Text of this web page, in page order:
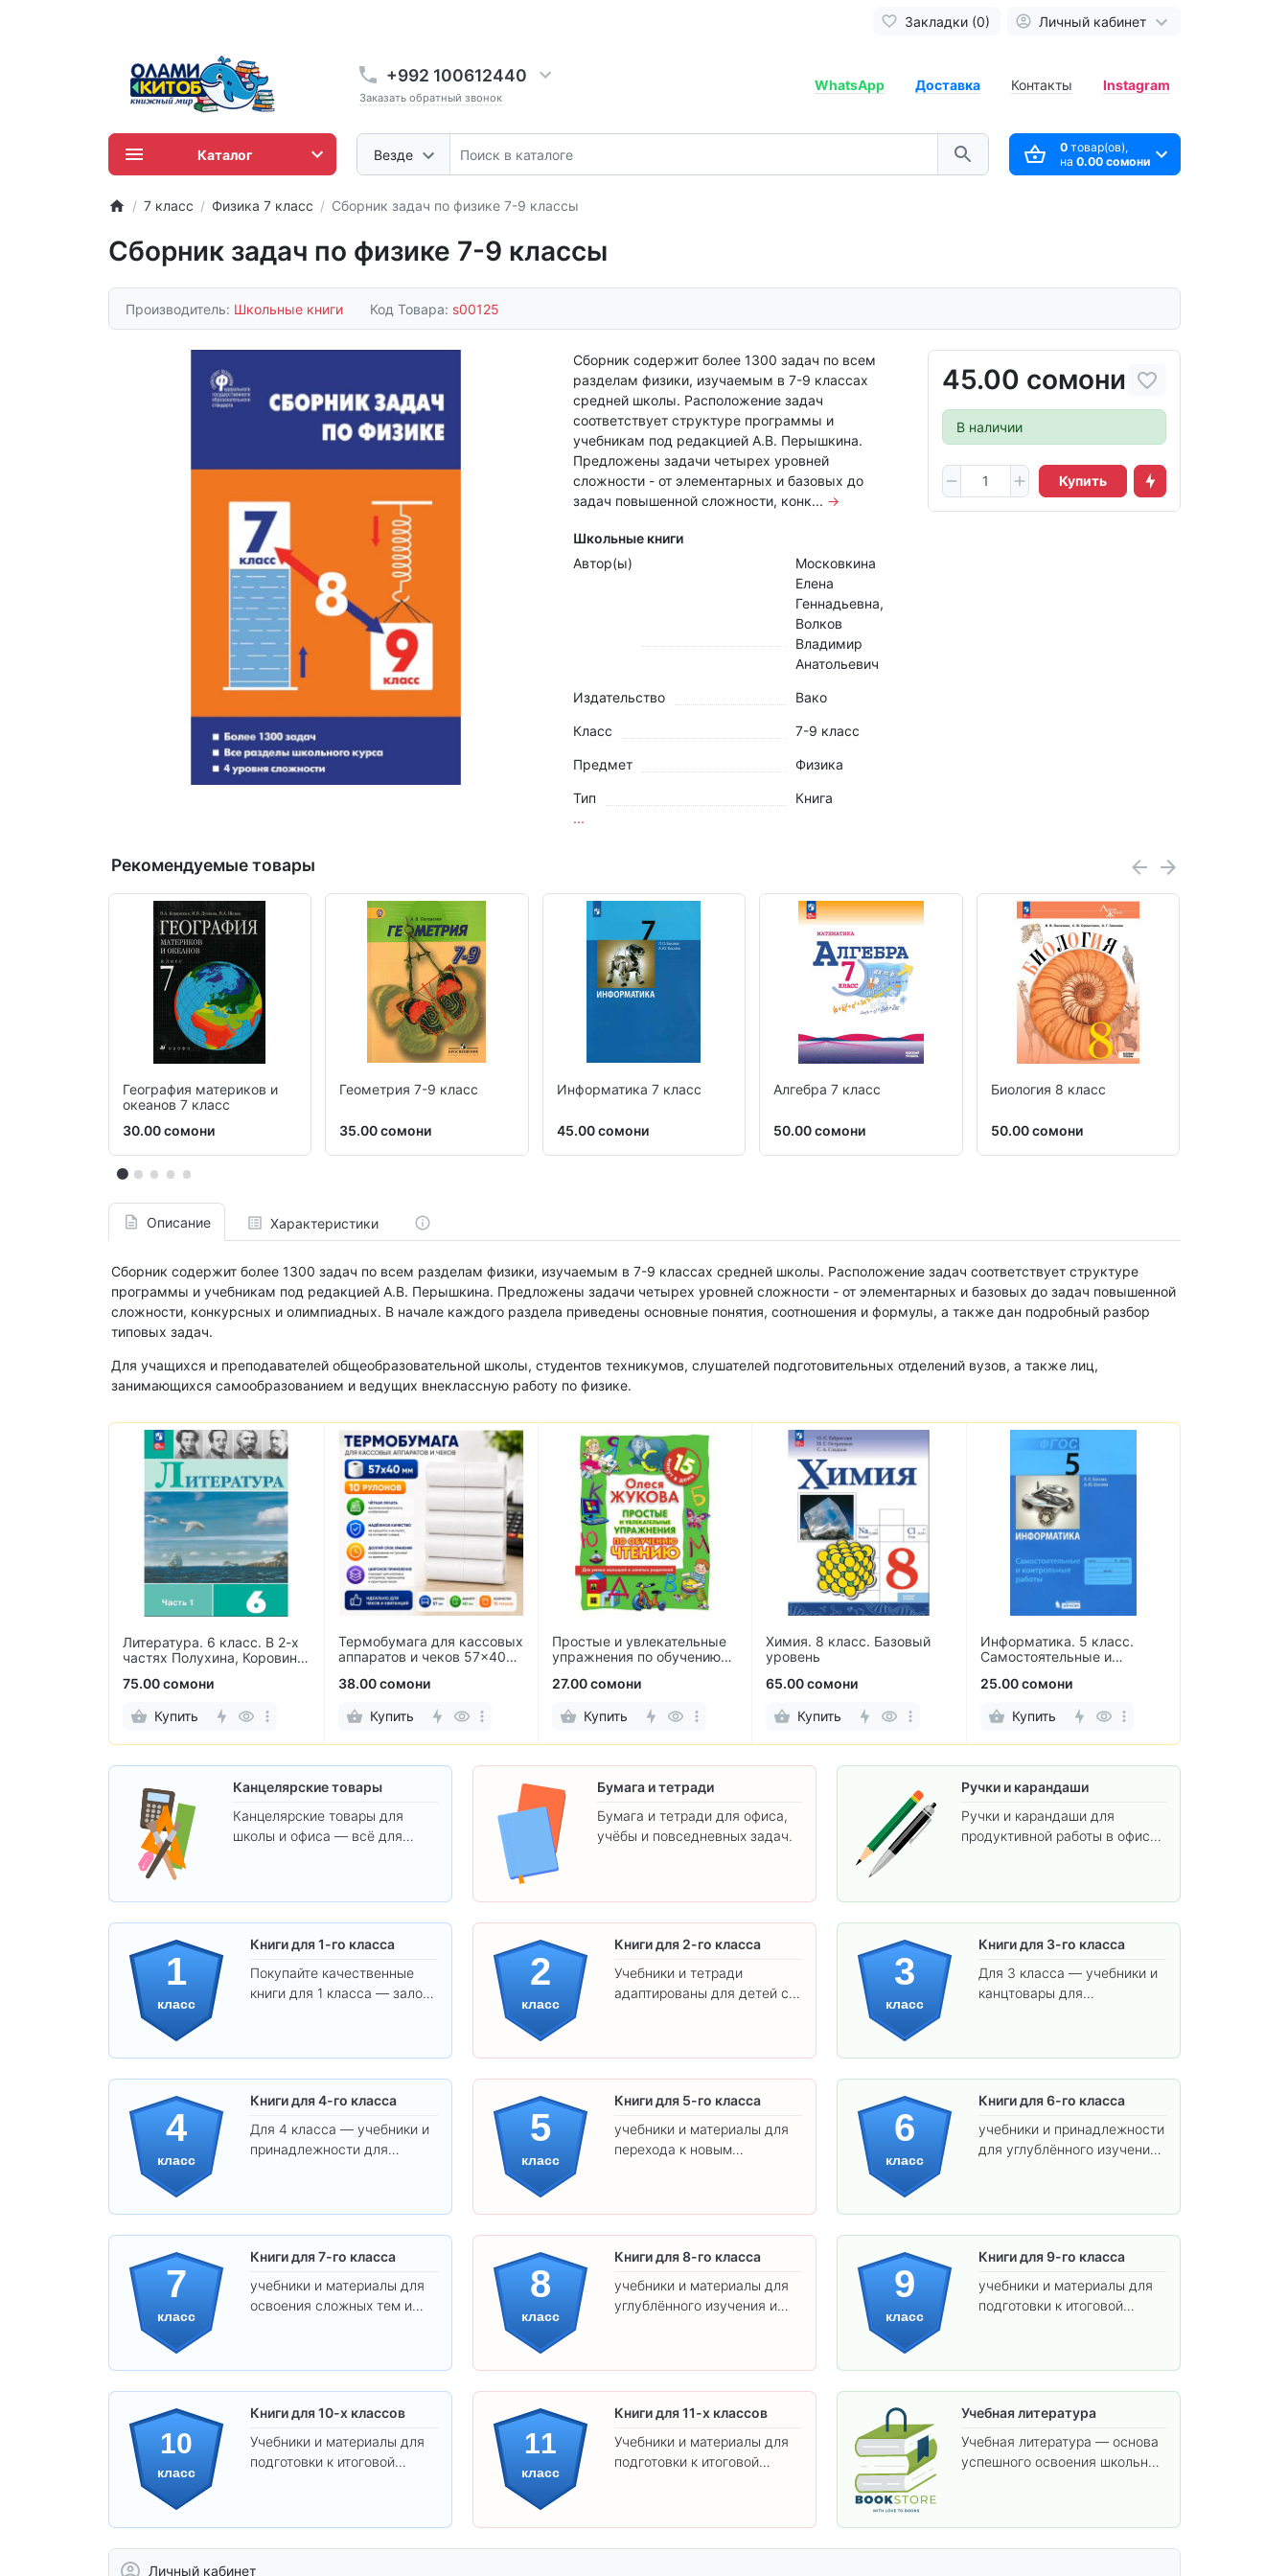
Закладки (0) Личный кабинет
+992 100612440
Заказать обратный звонок
Везде
WhatsApp Доставка Контакты Instagram
0товар(ов),
на 0.00 сомони
Каталог
7 класс Физика 7 класс Сборник задач по физике 7-9 классы
Сборник задач по физике 7-9 классы
Производитель: Школьные книги Код Товара: s00125
45.00 сомони
В наличии
Купить
Сборник содержит более 1300 задач по всем
разделам физики, изучаемым в 7-9 классах
средней школы. Расположение задач
соответствует структуре программы и
учебникам под редакцией А.В. Перышкина.
Предложены задачи четырех уровней
сложности - от элементарных и базовых до
задач повышенной сложности, конк... →
Школьные книги
Автор(ы)
Московкина
Елена
Геннадьевна,
Волков
Владимир
Анатольевич
Издательство Вако
Класс 7-9 класс
Предмет Физика
Тип
Книга
...
Рекомендуемые товары
География материков и
океанов 7 класс
30.00 сомони
Геометрия 7-9 класс
35.00 сомони
Информатика 7 класс
45.00 сомони
Алгебра 7 класс
50.00 сомони
Биология 8 класс
50.00 сомони
Описание Характеристики
Сборник содержит более 1300 задач по всем разделам физики, изучаемым в 7-9 классах средней школы. Расположение задач соответствует структуре
программы и учебникам под редакцией А.В. Перышкина. Предложены задачи четырех уровней сложности - от элементарных и базовых до задач повышенной
сложности, конкурсных и олимпиадных. В начале каждого раздела приведены основные понятия, соотношения и формулы, а также дан подробный разбор
типовых задач.
Для учащихся и преподавателей общеобразовательной школы, студентов техникумов, слушателей подготовительных отделений вузов, а также лиц,
занимающихся самообразованием и ведущих внеклассную работу по физике.
Литература. 6 класс. В 2-х
частях Полухина, Коровина,
75.00 сомони
Купить
Термобумага для кассовых
аппаратов и чеков 57×40
38.00 сомони
Купить
Простые и увлекательные
упражнения по обучению
27.00 сомони
Купить
Химия. 8 класс. Базовый
уровень
65.00 сомони
Купить
Информатика. 5 класс.
Самостоятельные и
25.00 сомони
Купить
Канцелярские товары
Канцелярские товары для
школы и офиса — всё для
Бумага и тетради
Бумага и тетради для офиса,
учёбы и повседневных задач.
Ручки и карандаши
Ручки и карандаши для
продуктивной работы в офисе
1
класс
Книги для 1-го класса
Покупайте качественные
книги для 1 класса — залог
2
класс
Книги для 2-го класса
Учебники и тетради
адаптированы для детей с
товары соответствуют
3
класс
Книги для 3-го класса
Для 3 класса — учебники и
канцтовары для
4
класс
Книги для 4-го класса
Для 4 класса — учебники и
принадлежности для
5
класс
Книги для 5-го класса
учебники и материалы для
перехода к новым
6
класс
Книги для 6-го класса
учебники и принадлежности
для углублённого изучения
7
класс
Книги для 7-го класса
учебники и материалы для
освоения сложных тем и
8
класс
Книги для 8-го класса
учебники и материалы для
углублённого изучения и
9
класс
Книги для 9-го класса
учебники и материалы для
подготовки к итоговой
10
класс
Книги для 10-х классов
Учебники и материалы для
подготовки к итоговой
11
класс
Книги для 11-х классов
Учебники и материалы для
подготовки к итоговой
Учебная литература
Учебная литература — основа
успешного освоения школьной
Личный кабинет